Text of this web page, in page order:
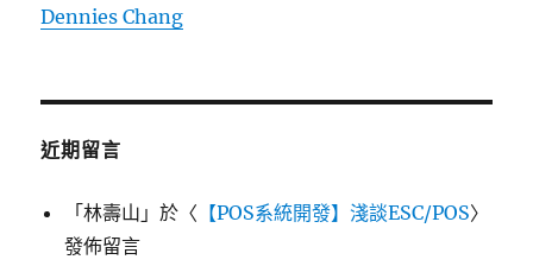
Dennies Chang
近期留言
「林壽山 」於〈 【POS系統開發】淺談ESC/POS〉
發佈留言